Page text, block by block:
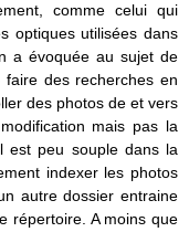
comme celui qui
optiques utilisées dans
a évoquée au sujet de
des recherches en
des photos de et vers
mais pas la
est peu souple dans la
indexer les photos
autre dossier entraine
répertoire. A moins que